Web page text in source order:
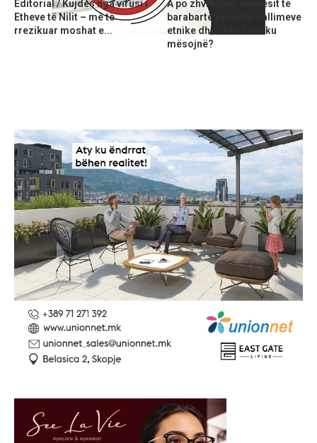
Editorial / Kujdes nga virusi i
Etheve të Nilit – më të
rrezikuar moshat e...
A po zhvillohen nxënësit të
barabartë përballë dallimeve
etnike dhe shkollave ku
mësojnë?